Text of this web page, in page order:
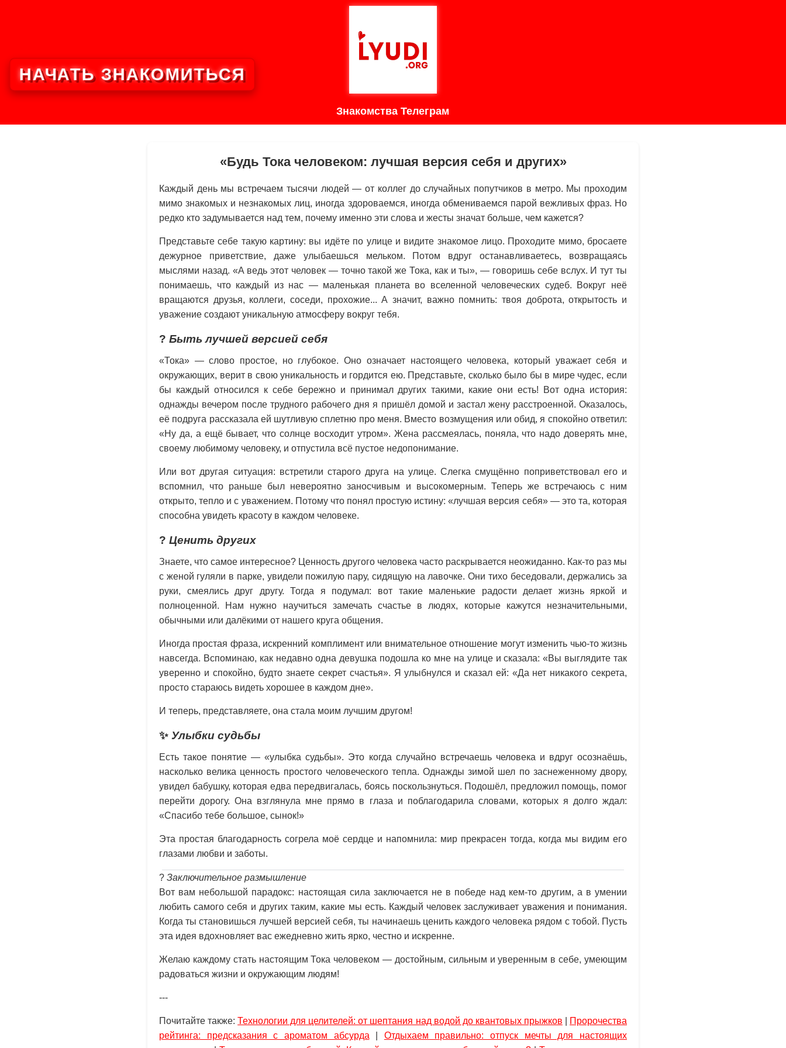
Знакомства Телеграм
«Будь Тока человеком: лучшая версия себя и других»
Каждый день мы встречаем тысячи людей — от коллег до случайных попутчиков в метро. Мы проходим
мимо знакомых и незнакомых лиц, иногда здороваемся, иногда обмениваемся парой вежливых фраз. Но
редко кто задумывается над тем, почему именно эти слова и жесты значат больше, чем кажется?
Представьте себе такую картину: вы идёте по улице и видите знакомое лицо. Проходите мимо, бросаете
дежурное приветствие, даже улыбаешься мельком. Потом вдруг останавливаетесь, возвращаясь
мыслями назад. «А ведь этот человек — точно такой же Тока, как и ты», — говоришь себе вслух. И тут ты
понимаешь, что каждый из нас — маленькая планета во вселенной человеческих судеб. Вокруг неё
вращаются друзья, коллеги, соседи, прохожие... А значит, важно помнить: твоя доброта, открытость и
уважение создают уникальную атмосферу вокруг тебя.
? Быть лучшей версией себя
«Тока» — слово простое, но глубокое. Оно означает настоящего человека, который уважает себя и
окружающих, верит в свою уникальность и гордится ею. Представьте, сколько было бы в мире чудес, если
бы каждый относился к себе бережно и принимал других такими, какие они есть! Вот одна история:
однажды вечером после трудного рабочего дня я пришёл домой и застал жену расстроенной. Оказалось,
её подруга рассказала ей шутливую сплетню про меня. Вместо возмущения или обид, я спокойно ответил:
«Ну да, а ещё бывает, что солнце восходит утром». Жена рассмеялась, поняла, что надо доверять мне,
своему любимому человеку, и отпустила всё пустое недопонимание.
Или вот другая ситуация: встретили старого друга на улице. Слегка смущённо поприветствовал его и
вспомнил, что раньше был невероятно заносчивым и высокомерным. Теперь же встречаюсь с ним
открыто, тепло и с уважением. Потому что понял простую истину: «лучшая версия себя» — это та, которая
способна увидеть красоту в каждом человеке.
? Ценить других
Знаете, что самое интересное? Ценность другого человека часто раскрывается неожиданно. Как-то раз мы
с женой гуляли в парке, увидели пожилую пару, сидящую на лавочке. Они тихо беседовали, держались за
руки, смеялись друг другу. Тогда я подумал: вот такие маленькие радости делает жизнь яркой и
полноценной. Нам нужно научиться замечать счастье в людях, которые кажутся незначительными,
обычными или далёкими от нашего круга общения.
Иногда простая фраза, искренний комплимент или внимательное отношение могут изменить чью-то жизнь
навсегда. Вспоминаю, как недавно одна девушка подошла ко мне на улице и сказала: «Вы выглядите так
уверенно и спокойно, будто знаете секрет счастья». Я улыбнулся и сказал ей: «Да нет никакого секрета,
просто стараюсь видеть хорошее в каждом дне».
И теперь, представляете, она стала моим лучшим другом!
✨ Улыбки судьбы
Есть такое понятие — «улыбка судьбы». Это когда случайно встречаешь человека и вдруг осознаёшь,
насколько велика ценность простого человеческого тепла. Однажды зимой шел по заснеженному двору,
увидел бабушку, которая едва передвигалась, боясь поскользнуться. Подошёл, предложил помощь, помог
перейти дорогу. Она взглянула мне прямо в глаза и поблагодарила словами, которых я долго ждал:
«Спасибо тебе большое, сынок!»
Эта простая благодарность согрела моё сердце и напомнила: мир прекрасен тогда, когда мы видим его
глазами любви и заботы.
? Заключительное размышление
Вот вам небольшой парадокс: настоящая сила заключается не в победе над кем-то другим, а в умении
любить самого себя и других таким, какие мы есть. Каждый человек заслуживает уважения и понимания.
Когда ты становишься лучшей версией себя, ты начинаешь ценить каждого человека рядом с тобой. Пусть
эта идея вдохновляет вас ежедневно жить ярко, честно и искренне.
Желаю каждому стать настоящим Тока человеком — достойным, сильным и уверенным в себе, умеющим
радоваться жизни и окружающим людям!
---
Почитайте также:Технологии для целителей: от шептания над водой до квантовых прыжков
Пророчества
рейтинга: предсказания с ароматом абсурда
Отдыхаем правильно: отпуск мечты для настоящих
НАЧАТЬ ЗНАКОМИТЬСЯ